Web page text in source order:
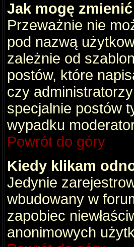
Jak mogę
Przeważnie nie
pod nazwą
zależnie od
postów, które
czy
specjalnie postów
wypadku
Powrót do góry
Kiedy klikam
Jedynie
wbudowany w
zapobiec
anonimowych